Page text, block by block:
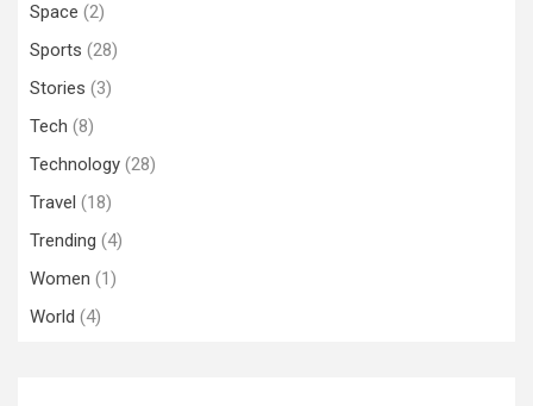
Space (2)
Sports (28)
Stories (3)
Tech (8)
Technology (28)
Travel (18)
Trending (4)
Women (1)
World (4)